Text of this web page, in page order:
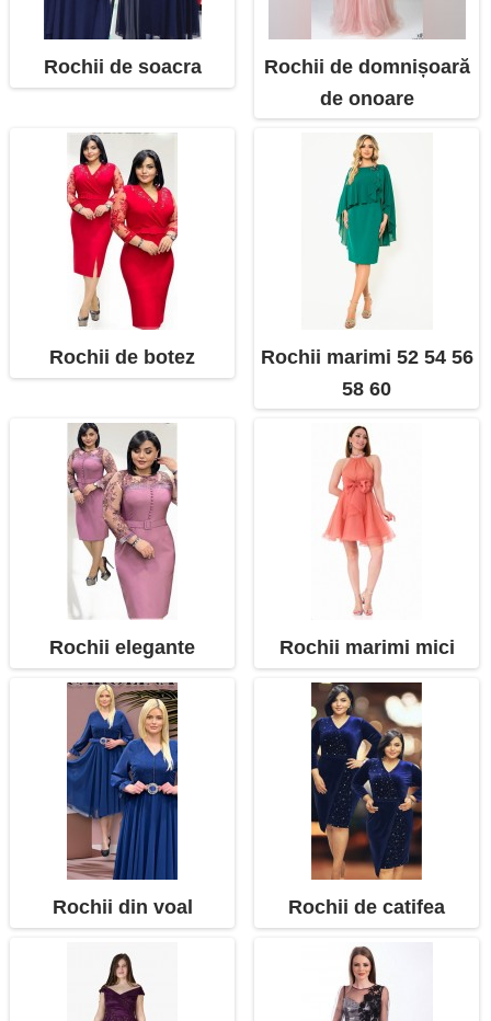
Rochii de soacra
Rochii de domnișoară
de onoare
Rochii de botez
Rochii marimi 52 54 56
58 60
Rochii elegante Rochii marimi mici
Rochii din voal Rochii de catifea